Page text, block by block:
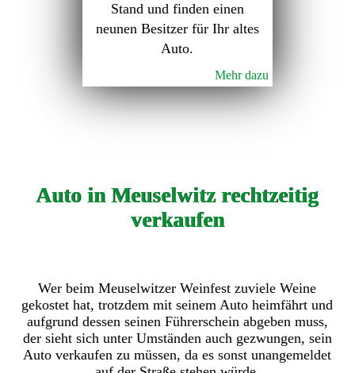
Stand und finden einen
neunen Besitzer für Ihr altes
Auto.
Mehr dazu
Auto in Meuselwitz rechtzeitig
verkaufen
Wer beim Meuselwitzer Weinfest zuviele Weine
gekostet hat, trotzdem mit seinem Auto heimfährt und
aufgrund dessen seinen Führerschein abgeben muss,
der sieht sich unter Umständen auch gezwungen, sein
Auto verkaufen zu müssen, da es sonst unangemeldet